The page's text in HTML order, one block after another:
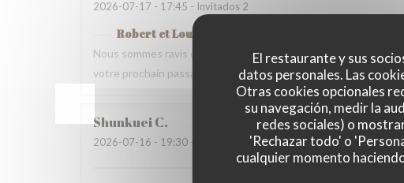
El restaurante y sus
datos personales. Las
Otras cookies opcionales
su navegación, medir la
redes sociales) o
'Rechazar todo' o
cualquier momento
2026-07-17 - 17:45 - Invitados 2
Robert et Louise
Nous sommes ravis que vous ayez passé un bon moment
votre prochain passage.
ShunkueiC
2026-07-16 - 19:30 - Invitados 2